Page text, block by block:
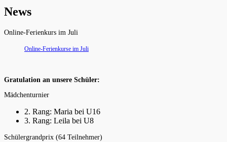
News
Online-Ferienkurs im Juli
Online-Ferienkurse im Juli
Gratulation an unsere Schüler:
Mädchenturnier
2. Rang: Maria bei U16
3. Rang: Leila bei U8
Schülergrandprix (64 Teilnehmer)